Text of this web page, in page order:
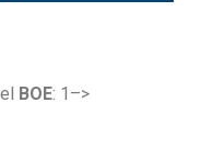
BOE: 1–>